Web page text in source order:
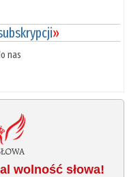
»
nas
wolność słowa!